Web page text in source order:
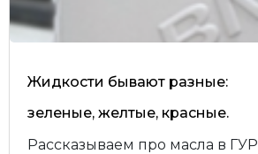
Жидкости бывают разные:
зеленые, желтые, красные.
Рассказываем про масла в ГУР